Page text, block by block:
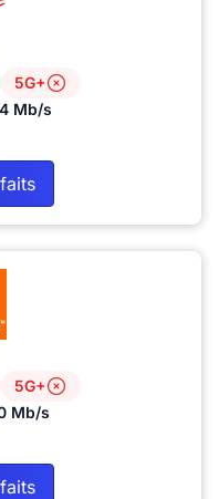
5G+
Mb/s
5G+
Mb/s